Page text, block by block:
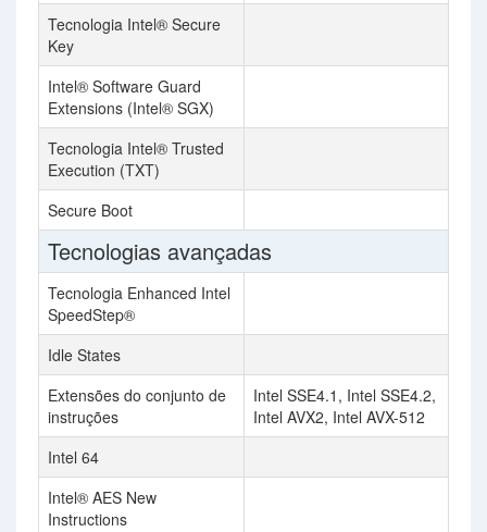
Tecnologia Intel® Secure
Key
Intel® Software Guard
Extensions (Intel® SGX)
Tecnologia Intel® Trusted
Execution (TXT)
Secure Boot
Tecnologias avançadas
Tecnologia Enhanced Intel
SpeedStep®
Idle States
Extensões do conjunto de
instruções
Intel SSE4.1, Intel SSE4.2,
Intel AVX2, Intel AVX-512
Intel 64
Intel® AES New
Instructions